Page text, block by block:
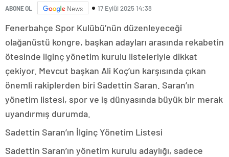
ABONE OL News 17 Eylül 2025 14:38
Fenerbahçe Spor Kulübü’nün düzenleyeceği
olağanüstü kongre, başkan adayları arasında rekabetin
ötesinde ilginç yönetim kurulu listeleriyle dikkat
çekiyor. Mevcut başkan Ali Koç’un karşısında çıkan
önemli rakiplerden biri Sadettin Saran. Saran’ın
yönetim listesi, spor ve iş dünyasında büyük bir merak
uyandırmış durumda.
Sadettin Saran’ın İlginç Yönetim Listesi
Sadettin Saran’ın yönetim kurulu adaylığı, sadece